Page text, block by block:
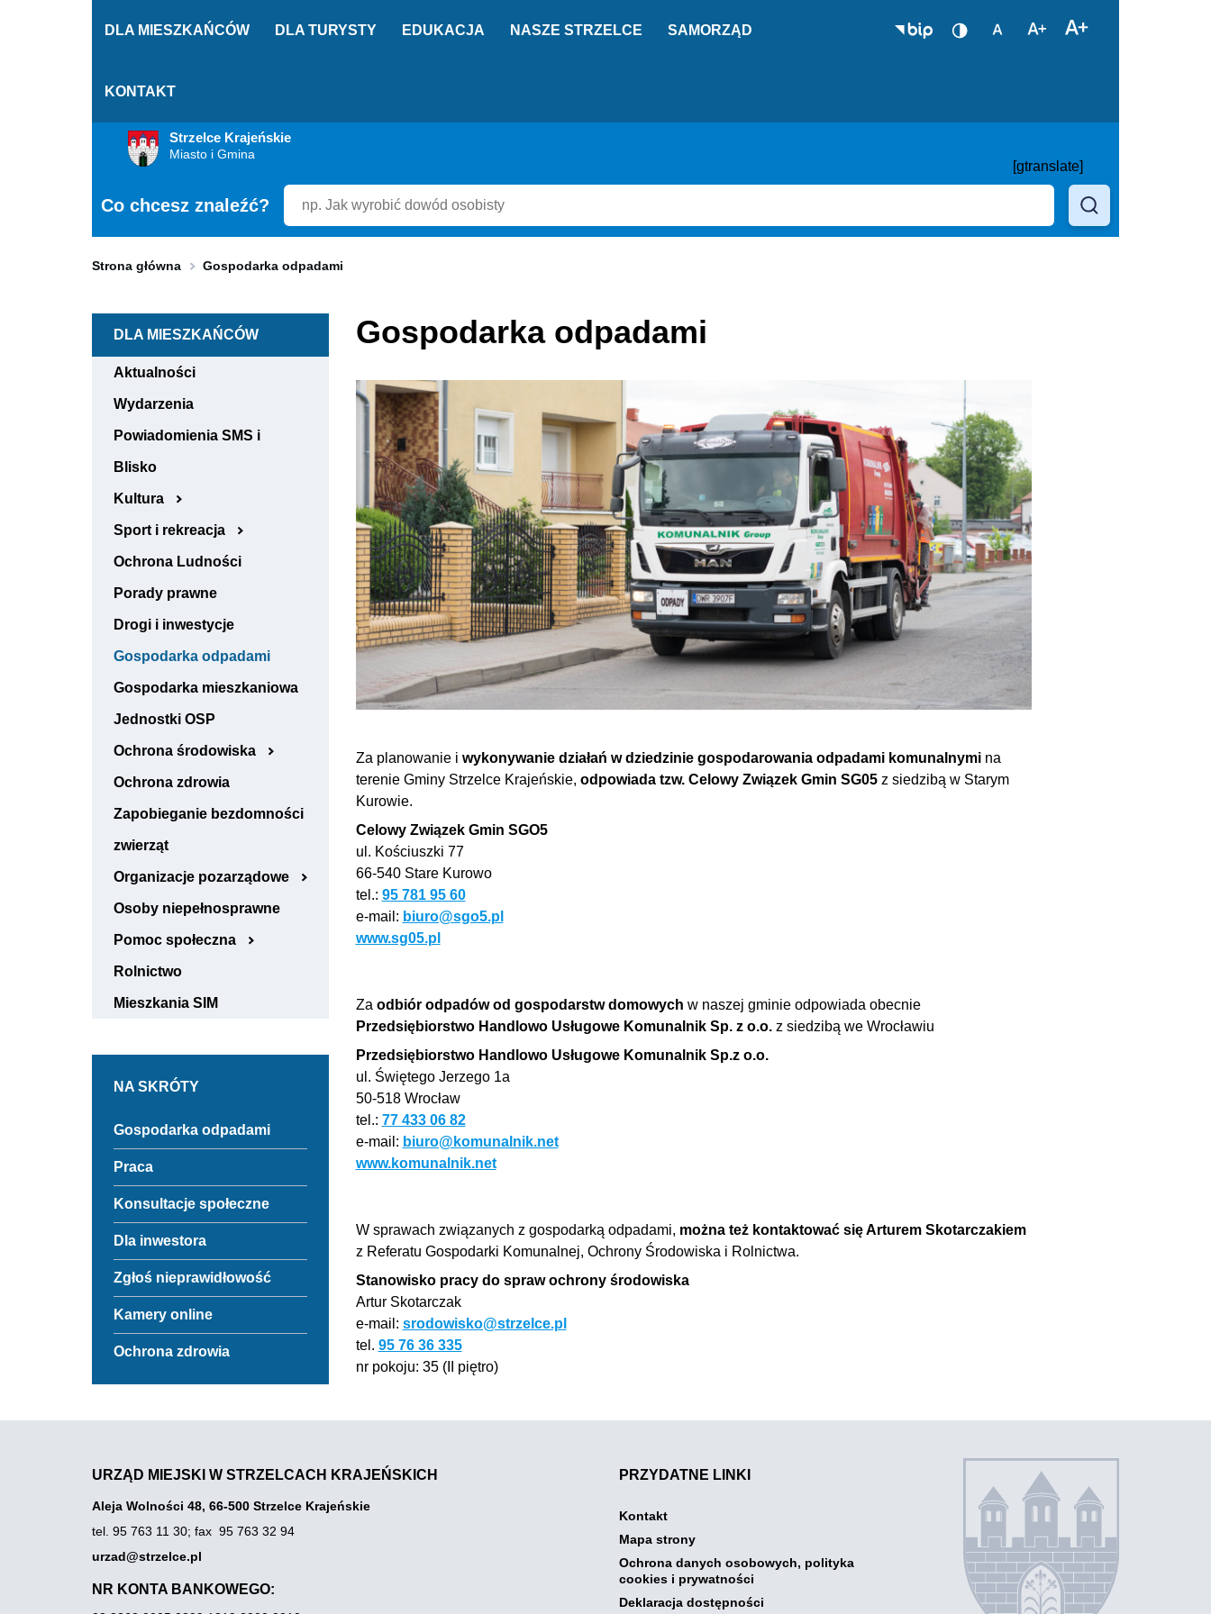
DLA MIESZKAŃCÓW DLA TURYSTY EDUKACJA NASZE STRZELCE SAMORZĄD
KONTAKT
Przekierowuje
do
strony
Strzelce Krajeńskie
Miasto i Gmina
[gtranslate]
Co chcesz znaleźć?
Strona główna Gospodarka odpadami
DLA MIESZKAŃCÓW
Aktualności
Wydarzenia
Powiadomienia SMS i
Blisko
Kultura
Sport i rekreacja
Ochrona Ludności
Porady prawne
Drogi i inwestycje
Gospodarka odpadami
Gospodarka mieszkaniowa
Jednostki OSP
Ochrona środowiska
Ochrona zdrowia
Zapobieganie bezdomności
zwierząt
Organizacje pozarządowe
Osoby niepełnosprawne
Pomoc społeczna
Rolnictwo
Mieszkania SIM
NA SKRÓTY
Gospodarka odpadamiOdnośnik
do
Gospodarka
Praca
do
Praca
Link
otwiera
się
w
nowej
zakładce
Konsultacje społeczne
Konsultacje
Dla inwestora
do
Dla
inwestora
Zgłoś nieprawidłowośćOdnośnik
Zgłoś
Kamery online
Kamery
online
otwiera
nowej
Ochrona zdrowia
do
Gospodarka odpadami
Za planowanie i wykonywanie działań w dziedzinie gospodarowania odpadami komunalnymi na
terenie Gminy Strzelce Krajeńskie, odpowiada tzw. Celowy Związek Gmin SG05z siedzibą w Starym
Kurowie.
Celowy Związek Gmin SGO5
ul. Kościuszki 77
66-540 Stare Kurowo
tel.: 95 781 95 60
e-mail: biuro@sgo5.pl
www.sg05.pl
Za odbiór odpadów od gospodarstw domowych w naszej gminie odpowiada obecnie
Przedsiębiorstwo Handlowo Usługowe Komunalnik Sp. z o.o.z siedzibą we Wrocławiu
Przedsiębiorstwo Handlowo Usługowe Komunalnik Sp.z o.o.
ul. Świętego Jerzego 1a
50-518 Wrocław
tel.: 77 433 06 82
e-mail: biuro@komunalnik.net
www.komunalnik.net
W sprawach związanych z gospodarką odpadami, można też kontaktować się Arturem Skotarczakiem
z Referatu Gospodarki Komunalnej, Ochrony Środowiska i Rolnictwa.
Stanowisko pracy do spraw ochrony środowiska
Artur Skotarczak
e-mail: srodowisko@strzelce.pl
tel. 95 76 36 335
nr pokoju: 35 (II piętro)
URZĄD MIEJSKI W STRZELCACH KRAJEŃSKICH
Aleja Wolności 48, 66-500 Strzelce Krajeńskie
tel. 95 763 11 30; fax 95 763 32 94
urzad@strzelce.pl
NR KONTA BANKOWEGO:
PRZYDATNE LINKI
KontaktOtwiera
przenoszący
do
Kontakt
Mapa stronyOtwiera
przenoszący
do
Mapa
strony
Ochrona danych osobowych, polityka
cookies i prywatności
przenoszący
Deklaracja dostępności